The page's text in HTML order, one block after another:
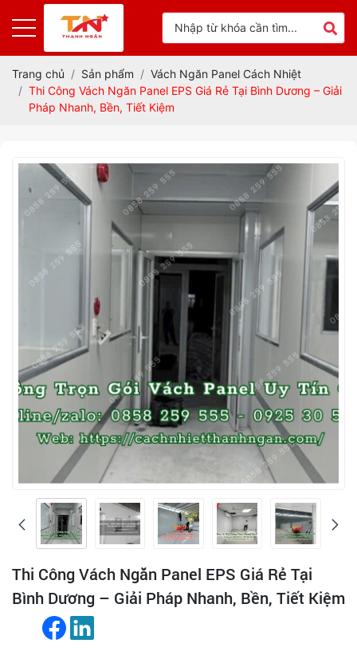
Trang chủ Sản phẩm
Vách Ngăn Panel Cách Nhiệt
Thi Công Vách Ngăn Panel EPS Giá Rẻ Tại Bình Dương – Giải
Pháp Nhanh, Bền, Tiết Kiệm
Thi Công Vách Ngăn Panel EPS Giá Rẻ Tại
Bình Dương – Giải Pháp Nhanh, Bền, Tiết Kiệm